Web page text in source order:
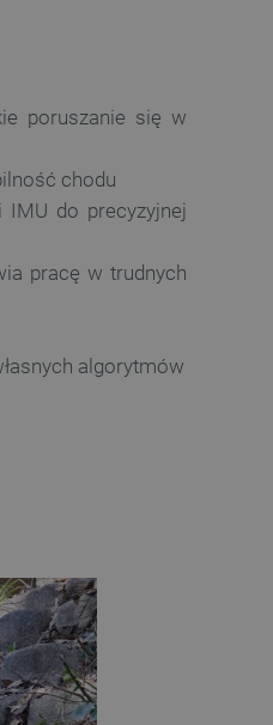
poruszanie się w
chodu
IMU do precyzyjnej
pracę w trudnych
algorytmów